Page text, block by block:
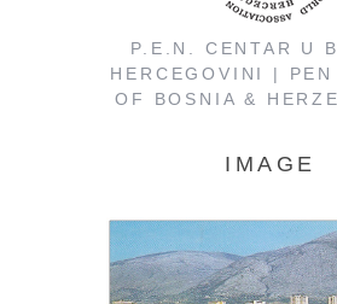
P.E.N. CENTAR U
HERCEGOVINI | PEN
OF BOSNIA &
IMAGE